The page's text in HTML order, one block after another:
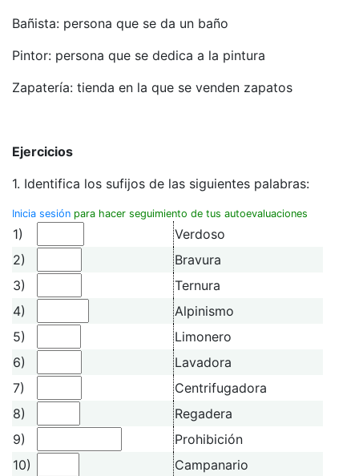
Bañista: persona que se da un baño
Pintor: persona que se dedica a la pintura
Zapatería: tienda en la que se venden zapatos
Ejercicios
1. Identifica los sufijos de las siguientes palabras:
Inicia sesión para hacer seguimiento de tus autoevaluaciones
1)
Verdoso
2)
Bravura
3)
Ternura
4)
Alpinismo
5)
Limonero
6)
Lavadora
7)
Centrifugadora
8)
Regadera
9)
Prohibición
10)
Campanario